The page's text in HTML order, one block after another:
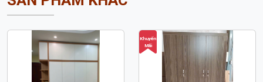
THANH TOÁN ĐA DẠNG
Hỗ trợ trả góp qua thẻ tín dụng
DỊCH VỤ UY TÍN
Bảo hành, bảo trì sản phẩm trọn đời